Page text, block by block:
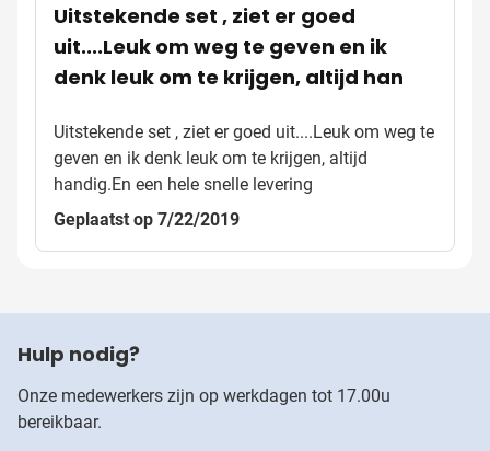
Uitstekende set , ziet er goed
uit....Leuk om weg te geven en ik
denk leuk om te krijgen, altijd han
Uitstekende set , ziet er goed uit....Leuk om weg te
geven en ik denk leuk om te krijgen, altijd
handig.En een hele snelle levering
Geplaatst op 7/22/2019
Hulp nodig?
Onze medewerkers zijn op werkdagen tot 17.00u
bereikbaar.